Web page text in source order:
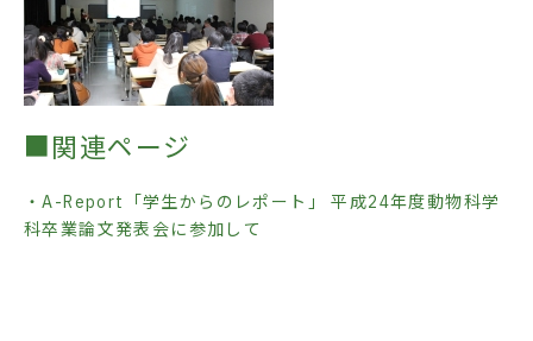
■関連ページ
・A-Report「学生からのレポート」 平成24年度動物科学
科卒業論文発表会に参加して